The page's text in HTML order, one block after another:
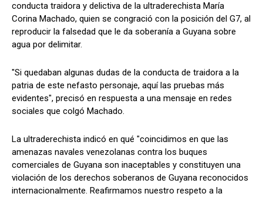
conducta traidora y delictiva de la ultraderechista María
Corina Machado, quien se congració con la posición del G7, al
reproducir la falsedad que le da soberanía a Guyana sobre
agua por delimitar.
"Si quedaban algunas dudas de la conducta de traidora a la
patria de este nefasto personaje, aquí las pruebas más
evidentes", precisó en respuesta a una mensaje en redes
sociales que colgó Machado.
La ultraderechista indicó en qué "coincidimos en que las
amenazas navales venezolanas contra los buques
comerciales de Guyana son inaceptables y constituyen una
violación de los derechos soberanos de Guyana reconocidos
internacionalmente. Reafirmamos nuestro respeto a la